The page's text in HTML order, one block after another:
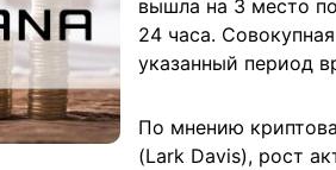
вышла на 3 место
24 часа.
указанный период
По мнению
(Lark Davis), рост